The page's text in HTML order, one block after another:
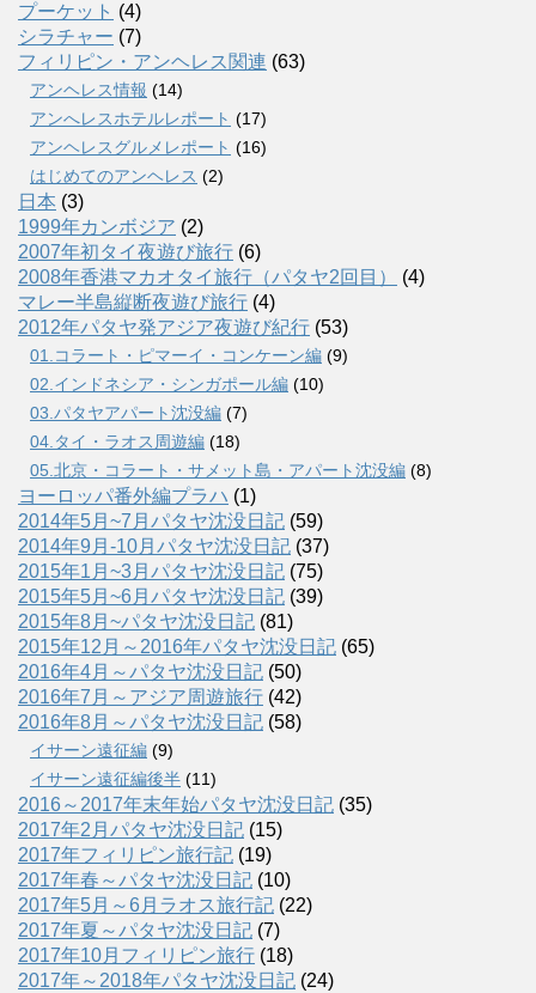
プーケット (4)
シラチャー (7)
フィリピン・アンヘレス関連 (63)
アンヘレス情報 (14)
アンへレスホテルレポート (17)
アンヘレスグルメレポート (16)
はじめてのアンヘレス (2)
日本 (3)
1999年カンボジア (2)
2007年初タイ夜遊び旅行 (6)
2008年香港マカオタイ旅行（パタヤ2回目）
(4)
マレー半島縦断夜遊び旅行 (4)
2012年パタヤ発アジア夜遊び紀行 (53)
01.コラート・ピマーイ・コンケーン編 (9)
02.インドネシア・シンガポール編 (10)
03.パタヤアパート沈没編 (7)
04.タイ・ラオス周遊編 (18)
05.北京・コラート・サメット島・アパート沈没編 (8)
ヨーロッパ番外編プラハ (1)
2014年5月~7月パタヤ沈没日記 (59)
2014年9月-10月パタヤ沈没日記 (37)
2015年1月~3月パタヤ沈没日記 (75)
2015年5月~6月パタヤ沈没日記 (39)
2015年8月~パタヤ沈没日記 (81)
2015年12月～2016年パタヤ沈没日記 (65)
2016年4月～パタヤ沈没日記 (50)
2016年7月～アジア周遊旅行 (42)
2016年8月～パタヤ沈没日記 (58)
イサーン遠征編 (9)
イサーン遠征編後半 (11)
2016～2017年末年始パタヤ沈没日記 (35)
2017年2月パタヤ沈没日記 (15)
2017年フィリピン旅行記 (19)
2017年春～パタヤ沈没日記 (10)
2017年5月～6月ラオス旅行記 (22)
2017年夏～パタヤ沈没日記 (7)
2017年10月フィリピン旅行 (18)
2017年～2018年パタヤ沈没日記 (24)